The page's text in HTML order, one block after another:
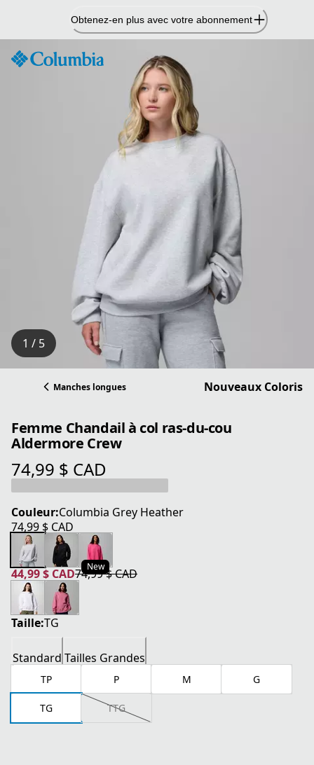
contenu
Obtenez-en plus avec votre abonnement
1 / 5
Manches longues Nouveaux Coloris
Femme Chandail à col ras-du-cou
Aldermore Crew
74,99 $ CAD
prix actuel 74,99 $ CAD
Couleur:Columbia Grey Heather
74,99 $ CAD
prix actuel 74,99 $ CAD
New
44,99 $ CAD
prix actuel 44,99 $ CAD
74,99 $ CAD
prix original 74,99 $ CAD
Taille:TG
Standard Tailles Grandes
TP P M G
TG TTG